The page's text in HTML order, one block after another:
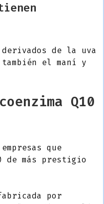
de la uva
el maní y
Q10
que
de más prestigio
por